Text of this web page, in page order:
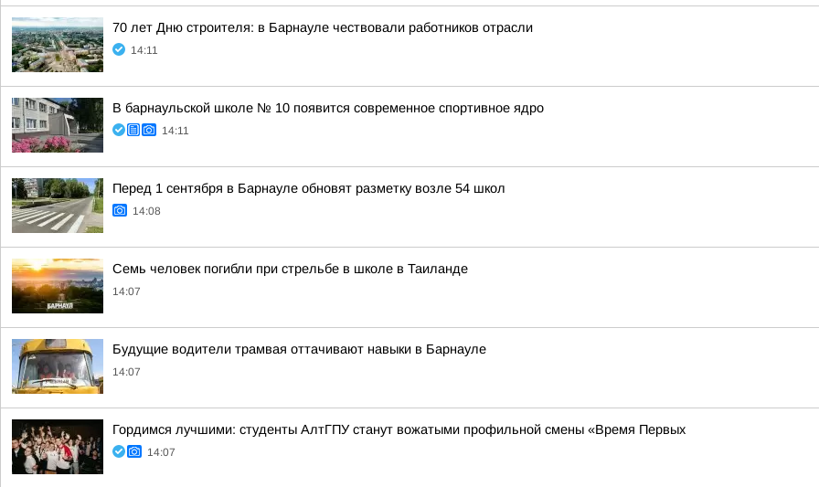
70 лет Дню строителя: в Барнауле чествовали работников отрасли
14:11
В барнаульской школе № 10 появится современное спортивное ядро
14:11
Перед 1 сентября в Барнауле обновят разметку возле 54 школ
14:08
Семь человек погибли при стрельбе в школе в Таиланде
14:07
Будущие водители трамвая оттачивают навыки в Барнауле
14:07
Гордимся лучшими: студенты АлтГПУ станут вожатыми профильной смены «Время Первых
14:07